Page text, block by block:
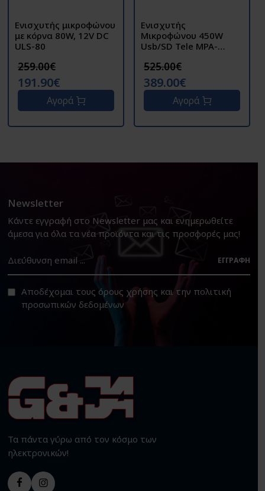
Ενισχυτής μικροφώνου
με κόρνα 80W, 12V DC
ULS-80
259.00€
191.90€
Αγορά
Ενισχυτής
Μικροφώνου 450W
Usb/SD Tele MPA-
525.00€
389.00€
Αγορά
Newsletter
Κάντε εγγραφή στο Newsletter μας και ενημερωθείτε
άμεσα για όλα τα νέα προϊόντα και τις προσφορές μας!
ΕΓΓΡΑΦΉ
Αποδέχομαι τους όρους χρήσης και την πολιτική
προσωπικών δεδομένων
Τα πάντα γύρω από τον κόσμο των
ηλεκτρονικών!